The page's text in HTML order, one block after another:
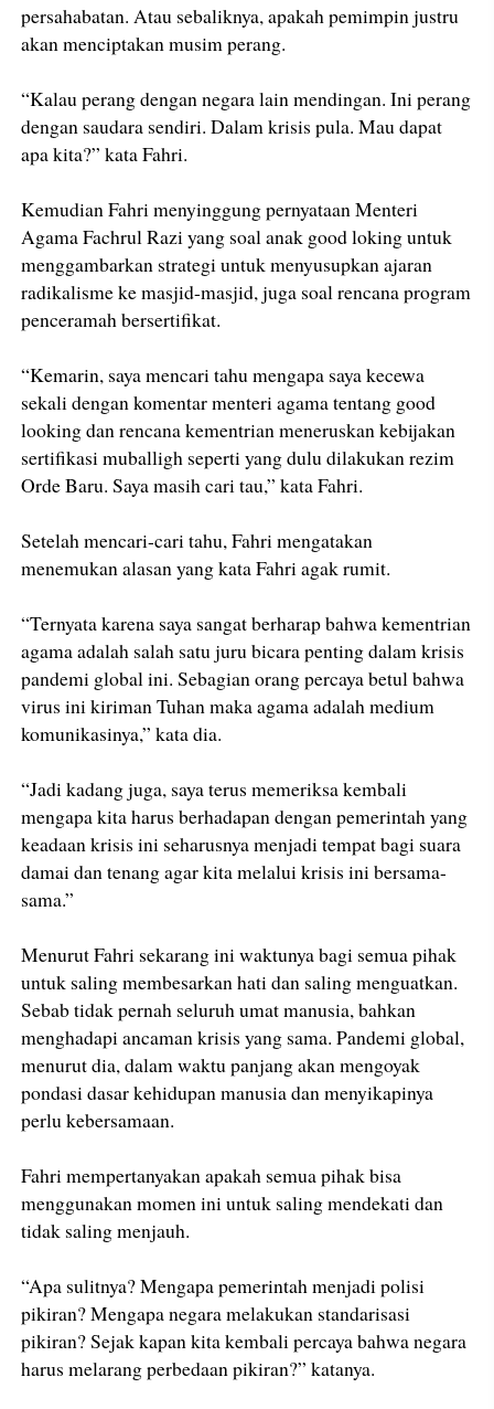
persahabatan. Atau sebaliknya, apakah pemimpin justru
akan menciptakan musim perang.
“Kalau perang dengan negara lain mendingan. Ini perang
dengan saudara sendiri. Dalam krisis pula. Mau dapat
apa kita?” kata Fahri.
Kemudian Fahri menyinggung pernyataan Menteri
Agama Fachrul Razi yang soal anak good loking untuk
menggambarkan strategi untuk menyusupkan ajaran
radikalisme ke masjid-masjid, juga soal rencana program
penceramah bersertifikat.
“Kemarin, saya mencari tahu mengapa saya kecewa
sekali dengan komentar menteri agama tentang good
looking dan rencana kementrian meneruskan kebijakan
sertifikasi muballigh seperti yang dulu dilakukan rezim
Orde Baru. Saya masih cari tau,” kata Fahri.
Setelah mencari-cari tahu, Fahri mengatakan
menemukan alasan yang kata Fahri agak rumit.
“Ternyata karena saya sangat berharap bahwa kementrian
agama adalah salah satu juru bicara penting dalam krisis
pandemi global ini. Sebagian orang percaya betul bahwa
virus ini kiriman Tuhan maka agama adalah medium
komunikasinya,” kata dia.
“Jadi kadang juga, saya terus memeriksa kembali
mengapa kita harus berhadapan dengan pemerintah yang
keadaan krisis ini seharusnya menjadi tempat bagi suara
damai dan tenang agar kita melalui krisis ini bersama-
sama.”
Menurut Fahri sekarang ini waktunya bagi semua pihak
untuk saling membesarkan hati dan saling menguatkan.
Sebab tidak pernah seluruh umat manusia, bahkan
menghadapi ancaman krisis yang sama. Pandemi global,
menurut dia, dalam waktu panjang akan mengoyak
pondasi dasar kehidupan manusia dan menyikapinya
perlu kebersamaan.
Fahri mempertanyakan apakah semua pihak bisa
menggunakan momen ini untuk saling mendekati dan
tidak saling menjauh.
“Apa sulitnya? Mengapa pemerintah menjadi polisi
pikiran? Mengapa negara melakukan standarisasi
pikiran? Sejak kapan kita kembali percaya bahwa negara
harus melarang perbedaan pikiran?” katanya.